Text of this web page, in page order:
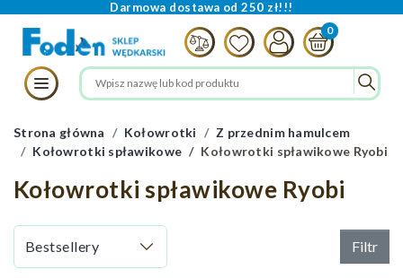
Darmowa dostawa od 250 zł!!!
Strona główna Kołowrotki
Z przednim hamulcem
Kołowrotki spławikowe
Kołowrotki spławikowe Ryobi
Kołowrotki spławikowe Ryobi
Filtr